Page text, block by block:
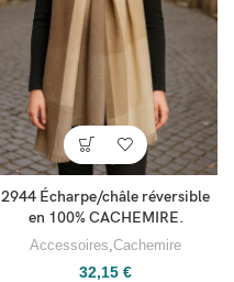
2944 Écharpe/châle réversible
en 100% CACHEMIRE.
Accessoires Cachemire
32,15 €